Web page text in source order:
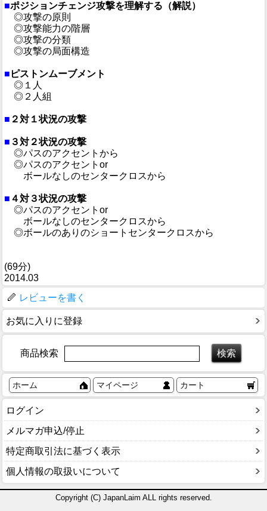
■ポジションチェンジ攻撃を理解する（解説）
◎攻撃の原則
◎攻撃能力の階層
◎攻撃の分類
◎攻撃の局面構造
■ ピストンムーブメント
◎１人
◎２人組
■ ２対１状況の攻撃
■ ３対２状況の攻撃
◎パスのアクセントから
◎パスのアクセントor
ボールなしのセンタークロスから
■ ４対３状況の攻撃
◎パスのアクセントor
ボールなしのセンタークロスから
◎ボールのありのショートセンタークロスから
(69分)
2014.03
レビューを書く
お気に入りに登録
商品検索
ホーム マイページ カート
ログイン
メルマガ申込/停止
特定商取引法に基づく表示
個人情報の取扱いについて
Copyright (C) JapanLaim ALL rights reserved.